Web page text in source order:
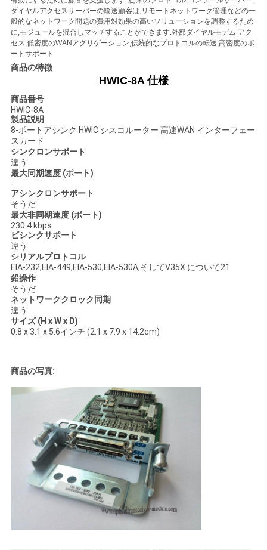
SITEMAP
プ
ラ
イ
バ
シ
ー
ポ
リ
シ
ー
ダイヤルアクセスサーバーの輸送顧客は,リモートネットワーク管理などの一
般的なネットワーク問題の費用対効果の高いソリューションを調整するため
に,モジュールを混合しマッチすることができます.外部ダイヤルモデム アク
セス,低密度のWANアグリゲーション,伝統的なプロトコルの転送,高密度のポ
ートサポート
商品の特徴
HWIC-8A 仕様
商品番号
HWIC-8A
製品説明
8-ポートアシンク HWIC シスコルーター 高速WAN インターフェー
スカード
シンクロンサポート
違う
最大同期速度 (ポート)
-
アシンクロンサポート
そうだ
最大非同期速度 (ポート)
230.4 kbps
ビシンクサポート
違う
シリアルプロトコル
EIA-232,EIA-449,EIA-530,EIA-530A,そしてV35X について21
鉛操作
そうだ
ネットワーククロック同期
違う
サイズ (H x W x D)
0.8 x 3.1 x 5.6インチ (2.1 x 7.9 x 14.2cm)
商品の写真: